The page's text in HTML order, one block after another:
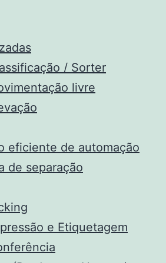
/ Sorter
livre
eficiente de automação
de separação
e Etiquetagem